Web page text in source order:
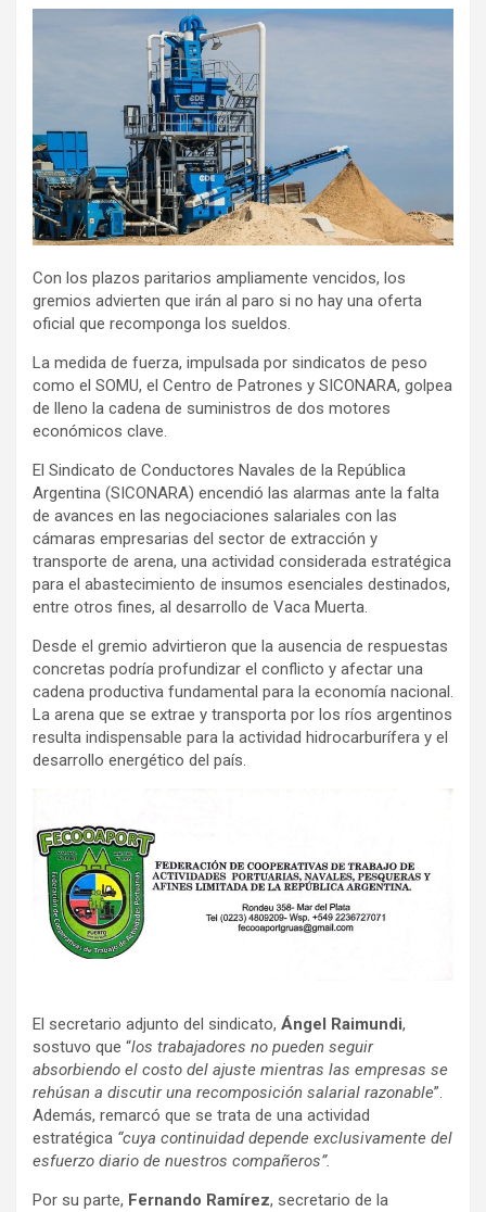
Con los plazos paritarios ampliamente vencidos, los
gremios advierten que irán al paro si no hay una oferta
oficial que recomponga los sueldos.
La medida de fuerza, impulsada por sindicatos de peso
como el SOMU, el Centro de Patrones y SICONARA, golpea
de lleno la cadena de suministros de dos motores
económicos clave.
El Sindicato de Conductores Navales de la República
Argentina (SICONARA) encendió las alarmas ante la falta
de avances en las negociaciones salariales con las
cámaras empresarias del sector de extracción y
transporte de arena, una actividad considerada estratégica
para el abastecimiento de insumos esenciales destinados,
entre otros fines, al desarrollo de Vaca Muerta.
Desde el gremio advirtieron que la ausencia de respuestas
concretas podría profundizar el conflicto y afectar una
cadena productiva fundamental para la economía nacional.
La arena que se extrae y transporta por los ríos argentinos
resulta indispensable para la actividad hidrocarburífera y el
desarrollo energético del país.
El secretario adjunto del sindicato, Ángel Raimundi,
sostuvo que “los trabajadores no pueden seguir
absorbiendo el costo del ajuste mientras las empresas se
rehúsan a discutir una recomposición salarial razonable”.
Además, remarcó que se trata de una actividad
estratégica “cuya continuidad depende exclusivamente del
esfuerzo diario de nuestros compañeros”.
Por su parte, Fernando Ramírez, secretario de la